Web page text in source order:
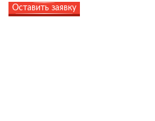
Оставить заявку